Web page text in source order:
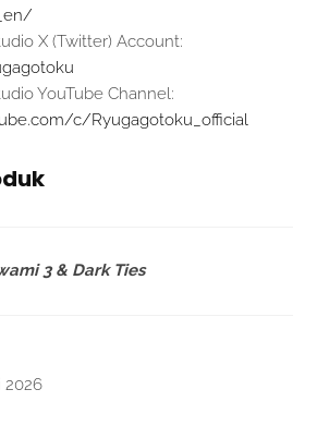
X (Twitter) Account:
YouTube Channel:
c/Ryugagotoku_official
3 & Dark Ties
2026